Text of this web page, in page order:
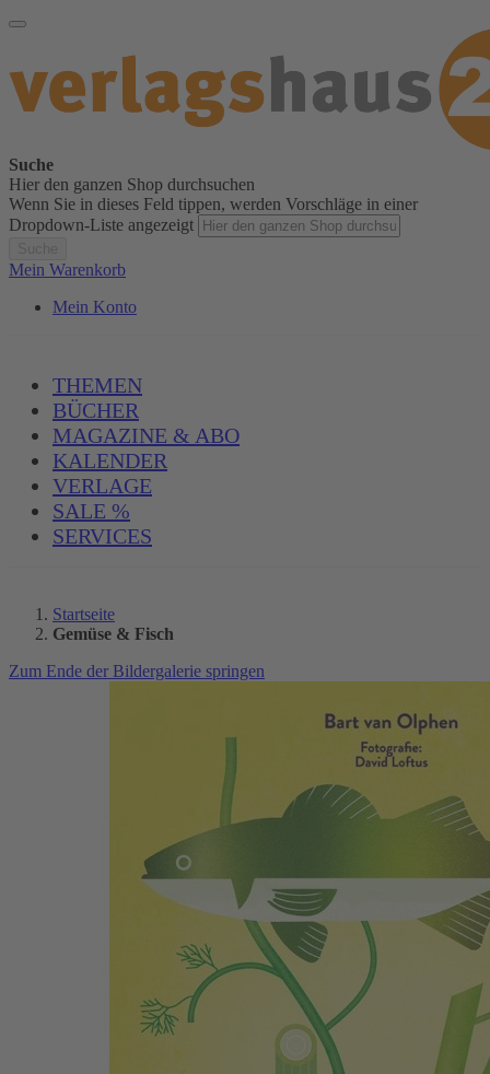
Suche
Hier den ganzen Shop durchsuchen
Wenn Sie in dieses Feld tippen, werden Vorschläge in einer
Dropdown-Liste angezeigt
Mein Warenkorb
Mein Konto
THEMEN
BÜCHER
MAGAZINE & ABO
KALENDER
VERLAGE
SALE %
SERVICES
Startseite
Gemüse & Fisch
Zum Ende der Bildergalerie springen